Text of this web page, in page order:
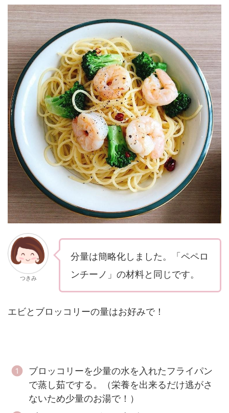
つきみ
分量は簡略化しました。「ペペロ
ンチーノ」の材料と同じです。
エビとブロッコリーの量はお好みで！
ブロッコリーを少量の水を入れたフライパン
で蒸し茹でする。（栄養を出来るだけ逃がさ
ないため少量のお湯で！）